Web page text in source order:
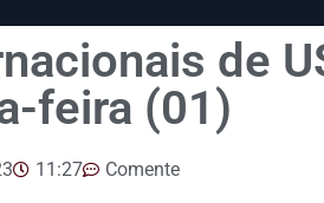
de
feira (01)
11:27 Comente